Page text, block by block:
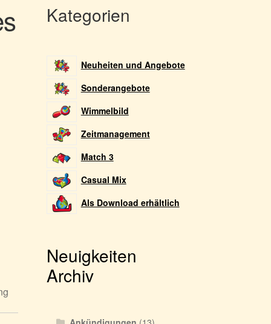
Kategorien
Neuheiten und Angebote
Sonderangebote
Wimmelbild
Zeitmanagement
Match 3
Casual Mix
Als Download erhältlich
Neuigkeiten
Archiv